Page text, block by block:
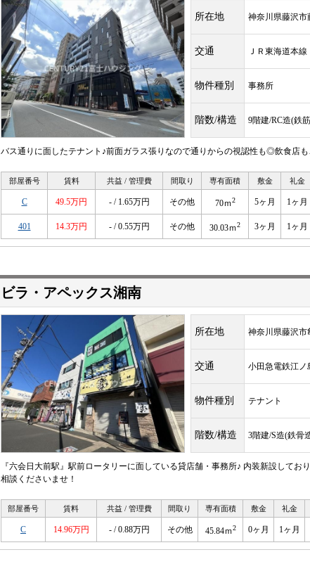
所在地 神奈川県藤沢市
交通 ＪＲ東海道本線
物件種別 事務所
階数/構造 9階建/RC造(鉄
バス通りに面したテナント♪前面ガラス張りなので通りからの視認性も◎飲食店
部屋番号 賃料 共益 / 管理費 間取り 専有面積 敷金 礼金
C 49.5万円 - / 1.65万円 その他 70ｍ2 5ヶ月 1ヶ月
401 14.3万円 - / 0.55万円 その他 30.03ｍ2 3ヶ月 1ヶ月
ビラ・アペックス湘南
所在地 神奈川県藤沢市
交通 小田急電鉄江
物件種別 テナント
階数/構造 3階建/S造(鉄骨
『六会日大前駅』駅前ロータリーに面している貸店舗・事務所♪ 内装新設して
相談くださいませ！
部屋番号 賃料 共益 / 管理費 間取り 専有面積 敷金 礼金
C 14.96万円 - / 0.88万円 その他 45.84ｍ2 0ヶ月 1ヶ月